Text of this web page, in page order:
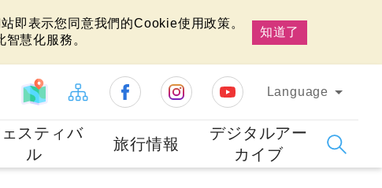
即表示您同意我們的Cookie使用政策。
慧化服務。
知道了
Language
スティバ
ル
旅行情報
デジタルアー
カイブ